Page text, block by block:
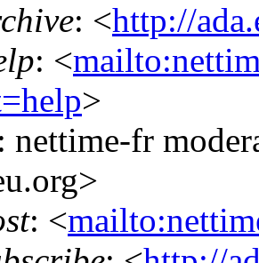
: <http://
: <
>
: nettime-fr
: <